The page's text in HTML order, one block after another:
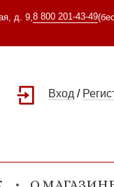
д. 9, 8 800 201-43-49
Вход /